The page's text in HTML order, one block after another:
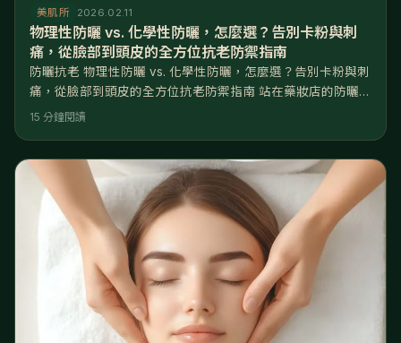
美肌所 2026.02.11
物理性防曬 vs. 化學性防曬，怎麼選？告別卡粉與刺
痛，從臉部到頭皮的全方位抗老防禦指南
防曬抗老 物理性防曬 vs. 化學性防曬，怎麼選？告別卡粉與刺
痛，從臉部到頭皮的全方位抗老防禦指南 站在藥妝店的防曬專
區，妳是否常常陷入選擇癱瘓？擦了純物理性防曬，臉白得像
肌大泛紅、長悶痘。防曬是抗老的第一步，但選錯防曬劑，比
不擦更傷皮膚。 核心解答： 物理性防曬與化學性防曬的差別
在於作用原
15 分鐘閱讀